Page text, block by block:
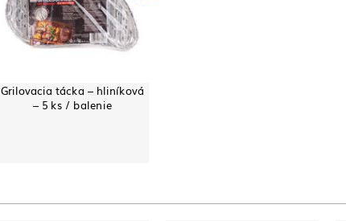
Grilovacia tácka – hliníková
– 5 ks / balenie